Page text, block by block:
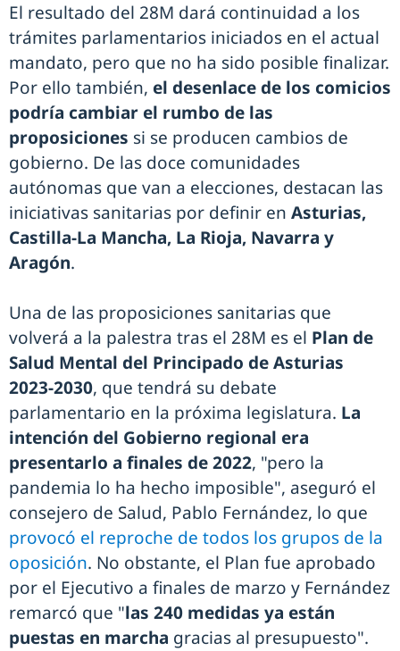
El resultado del 28M dará continuidad a los
trámites parlamentarios iniciados en el actual
mandato, pero que no ha sido posible finalizar.
Por ello también, el desenlace de los comicios
podría cambiar el rumbo de las
proposiciones si se producen cambios de
gobierno. De las doce comunidades
autónomas que van a elecciones, destacan las
iniciativas sanitarias por definir en Asturias,
Castilla-La Mancha, La Rioja, Navarra y
Aragón.
Una de las proposiciones sanitarias que
volverá a la palestra tras el 28M es el Plan de
Salud Mental del Principado de Asturias
2023-2030, que tendrá su debate
parlamentario en la próxima legislatura. La
intención del Gobierno regional era
presentarlo a finales de 2022, "pero la
pandemia lo ha hecho imposible", aseguró el
consejero de Salud, Pablo Fernández, lo que
provocó el reproche de todos los grupos de la
oposición. No obstante, el Plan fue aprobado
por el Ejecutivo a finales de marzo y Fernández
remarcó que "las 240 medidas ya están
puestas en marcha gracias al presupuesto".